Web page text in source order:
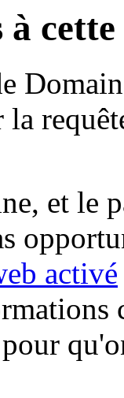
à
la
et le
activé